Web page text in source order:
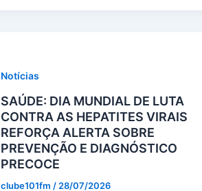
Notícias
SAÚDE: DIA MUNDIAL DE LUTA
CONTRA AS HEPATITES VIRAIS
REFORÇA ALERTA SOBRE
PREVENÇÃO E DIAGNÓSTICO
PRECOCE
clube101fm / 28/07/2026